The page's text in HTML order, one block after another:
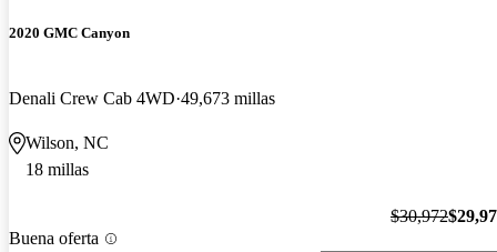
2020 GMC Canyon
Denali Crew Cab 4WD 49,673 millas
Wilson, NC
18 millas
Buena oferta
$30,972